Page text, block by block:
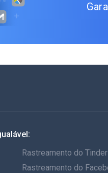
Rastreamento do Tinder
Rastreamento do